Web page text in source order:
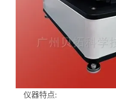
仪器特点: